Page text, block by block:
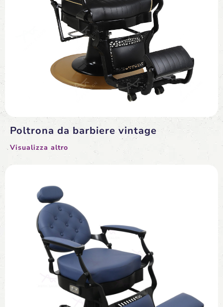
Poltrona da barbiere vintage
Visualizza altro